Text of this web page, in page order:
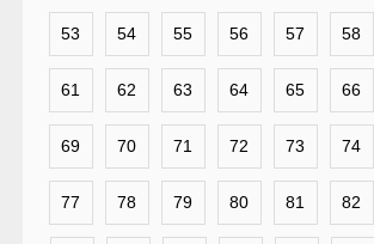
53 54 55 56 57 58
61 62 63 64 65 66
69 70 71 72 73 74
77 78 79 80 81 82